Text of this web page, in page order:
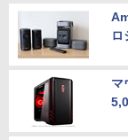
ロ
マ